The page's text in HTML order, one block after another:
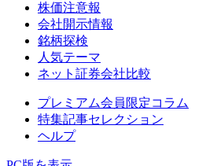
株価注意報
会社開示情報
銘柄探検
人気テーマ
ネット証券会社比較
プレミアム会員限定コラム
特集記事セレクション
ヘルプ